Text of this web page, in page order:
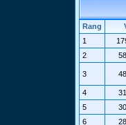
Rang
1
2
3
4
5
6